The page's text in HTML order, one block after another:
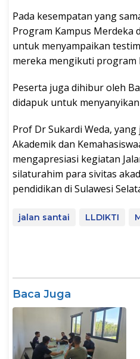
Pada kesempatan yang
Program Kampus Merdeka
untuk menyampaikan
mereka mengikuti program
Peserta juga dihibur oleh
didapuk untuk
Prof Dr Sukardi Weda,
Akademik dan
mengapresiasi kegiatan
silaturahim para sivitas
pendidikan di Sulawesi
jalan santai LLDIKTI
Baca Juga